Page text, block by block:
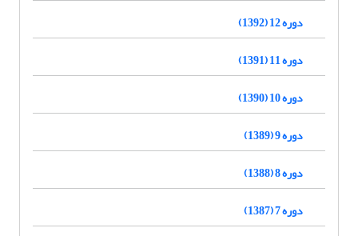
دوره 12 (1392)
دوره 11 (1391)
دوره 10 (1390)
دوره 9 (1389)
دوره 8 (1388)
دوره 7 (1387)